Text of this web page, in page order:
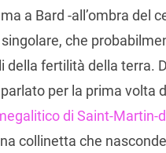
a Bard -all’ombra del
che
fertilità della terra.
per la prima volta
di Saint-Martin-
collinetta che